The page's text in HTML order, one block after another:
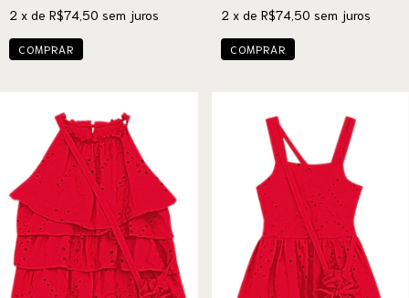
2 x de R$74,50 sem juros
COMPRAR
2 x de R$74,50 sem juros
COMPRAR